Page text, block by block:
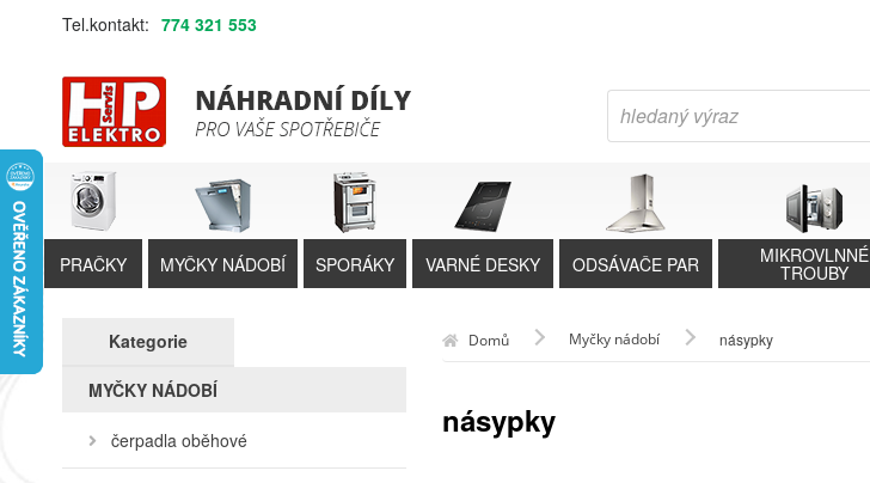
Tel.kontakt: 774 321 553
PRAČKY MYČKY NÁDOBÍ SPORÁKY VARNÉ DESKY ODSÁVAČE PAR MIKROVLNNÉ
TROUBY
Kategorie
MYČKY NÁDOBÍ
čerpadla oběhové
Domů Myčky nádobí násypky
násypky